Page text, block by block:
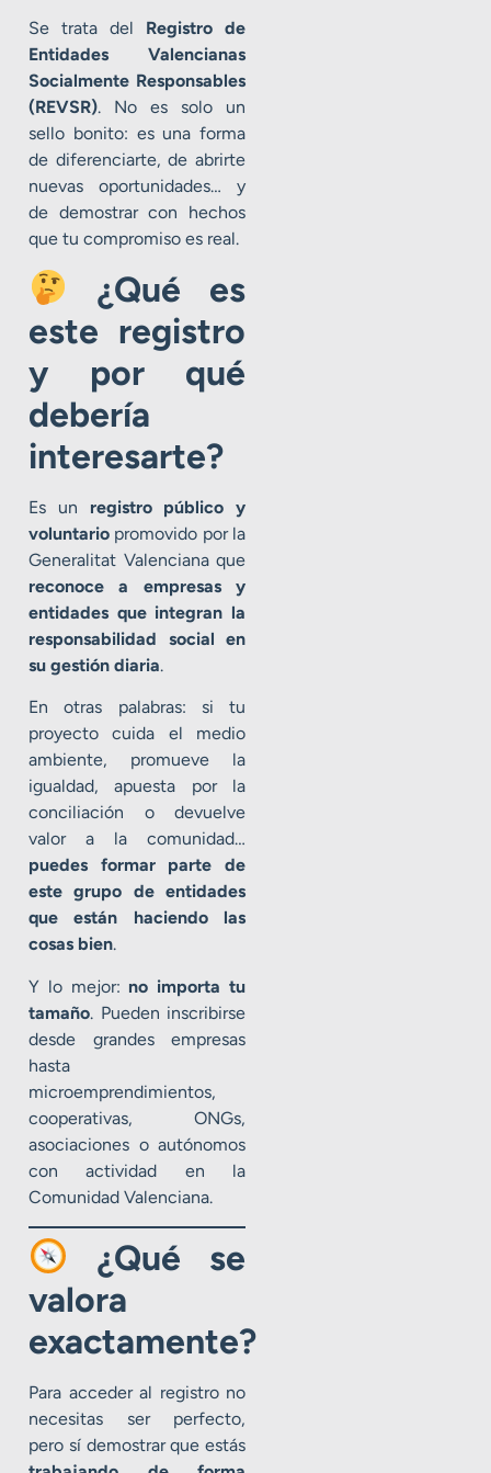
Se trata del Registro de
Entidades Valencianas
Socialmente Responsables
(REVSR). No es solo un
sello bonito: es una forma
de diferenciarte, de abrirte
nuevas oportunidades… y
de demostrar con hechos
que tu compromiso es real.
¿Qué es
este registro
y por qué
debería
interesarte?
Es un registro público y
voluntario promovido por la
Generalitat Valenciana que
reconoce a empresas y
entidades que integran la
responsabilidad social en
su gestión diaria.
En otras palabras: si tu
proyecto cuida el medio
ambiente, promueve la
igualdad, apuesta por la
conciliación o devuelve
valor a la comunidad…
puedes formar parte de
este grupo de entidades
que están haciendo las
cosas bien.
Y lo mejor: no importa tu
tamaño. Pueden inscribirse
desde grandes empresas
hasta
microemprendimientos,
cooperativas, ONGs,
asociaciones o autónomos
con actividad en la
Comunidad Valenciana.
¿Qué se
valora
exactamente?
Para acceder al registro no
necesitas ser perfecto,
pero sí demostrar que estás